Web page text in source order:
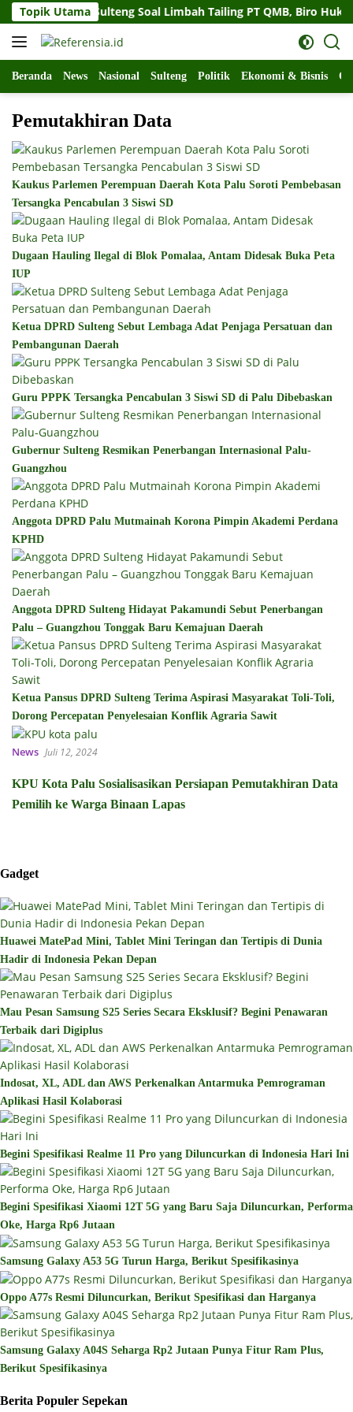
Langsung
ke
konten
Topik Utama
Gubernur Sulteng Soal Limbah Tailing PT QMB, Biro Hukum
Beranda News Nasional Sulteng Politik Ekonomi & Bisnis
Pemutakhiran Data
Kaukus Parlemen Perempuan Daerah Kota Palu Soroti Pembebasan
Tersangka Pencabulan 3 Siswi SD
Dugaan Hauling Ilegal di Blok Pomalaa, Antam Didesak Buka Peta
IUP
Ketua DPRD Sulteng Sebut Lembaga Adat Penjaga Persatuan dan
Pembangunan Daerah
Guru PPPK Tersangka Pencabulan 3 Siswi SD di Palu Dibebaskan
Gubernur Sulteng Resmikan Penerbangan Internasional Palu-
Guangzhou
Anggota DPRD Palu Mutmainah Korona Pimpin Akademi Perdana
KPHD
Anggota DPRD Sulteng Hidayat Pakamundi Sebut Penerbangan
Palu – Guangzhou Tonggak Baru Kemajuan Daerah
Ketua Pansus DPRD Sulteng Terima Aspirasi Masyarakat Toli-Toli,
Dorong Percepatan Penyelesaian Konflik Agraria Sawit
News Juli 12, 2024
KPU Kota Palu Sosialisasikan Persiapan Pemutakhiran Data
Pemilih ke Warga Binaan Lapas
Gadget
Huawei MatePad Mini, Tablet Mini Teringan dan Tertipis di Dunia
Hadir di Indonesia Pekan Depan
Mau Pesan Samsung S25 Series Secara Eksklusif? Begini Penawaran
Terbaik dari Digiplus
Indosat, XL, ADL dan AWS Perkenalkan Antarmuka Pemrograman
Aplikasi Hasil Kolaborasi
Begini Spesifikasi Realme 11 Pro yang Diluncurkan di Indonesia Hari Ini
Begini Spesifikasi Xiaomi 12T 5G yang Baru Saja Diluncurkan, Performa
Oke, Harga Rp6 Jutaan
Samsung Galaxy A53 5G Turun Harga, Berikut Spesifikasinya
Oppo A77s Resmi Diluncurkan, Berikut Spesifikasi dan Harganya
Samsung Galaxy A04S Seharga Rp2 Jutaan Punya Fitur Ram Plus,
Berikut Spesifikasinya
Berita Populer Sepekan